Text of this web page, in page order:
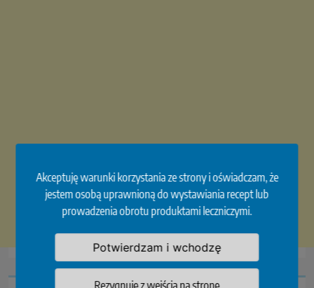
Akceptuję warunki korzystania ze strony i oświadczam, że
jestem osobą uprawnioną do wystawiania recept lub
prowadzenia obrotu produktami leczniczymi.
Potwierdzam i wchodzę
Rezygnuję z wejścia na stronę